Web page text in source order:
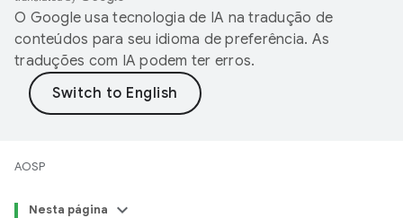
O Google usa tecnologia de IA na tradução de
conteúdos para seu idioma de preferência. As
traduções com IA podem ter erros.
AOSP
Nesta página